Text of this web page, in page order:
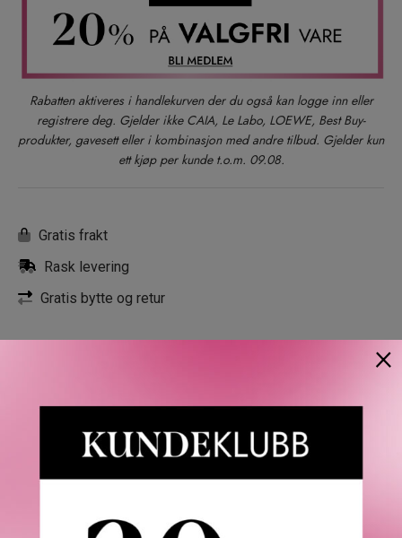
Rabatten aktiveres i handlekurven der du også kan logge inn eller
registrere deg. Gjelder ikke CAIA, Le Labo, LOEWE, Best Buy-
produkter, gavesett eller i kombinasjon med andre tilbud. Gjelder kun
ett kjøp per kunde t.o.m. 09.08.
Gratis frakt
Rask levering
Gratis bytte og retur
Nishane Deziro Eau de Parfum. Legemliggjør kraften i
×